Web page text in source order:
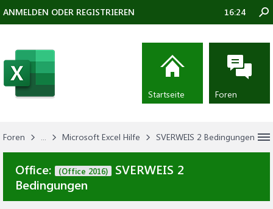
Foren ... Microsoft Excel Hilfe SVERWEIS 2 Bedingungen
Office: (Office 2016)
SVERWEIS 2
Bedingungen
ANMELDEN ODER REGISTRIEREN 16:24
Startseite Foren